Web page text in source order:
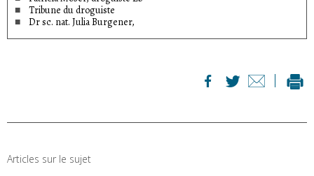
Tribune du droguiste
Dr sc. nat. Julia Burgener,
Articles sur le sujet